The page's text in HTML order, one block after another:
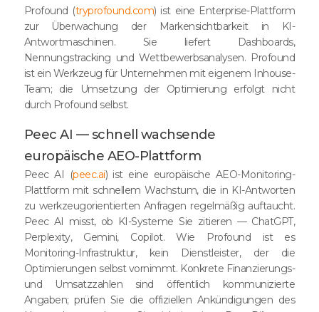
Profound (tryprofound.com) ist eine Enterprise-Plattform
zur Überwachung der Markensichtbarkeit in KI-
Antwortmaschinen. Sie liefert Dashboards,
Nennungstracking und Wettbewerbsanalysen. Profound
ist ein Werkzeug für Unternehmen mit eigenem Inhouse-
Team; die Umsetzung der Optimierung erfolgt nicht
durch Profound selbst.
Peec AI — schnell wachsende
europäische AEO-Plattform
Peec AI (peec.ai) ist eine europäische AEO-Monitoring-
Plattform mit schnellem Wachstum, die in KI-Antworten
zu werkzeugorientierten Anfragen regelmäßig auftaucht.
Peec AI misst, ob KI-Systeme Sie zitieren — ChatGPT,
Perplexity, Gemini, Copilot. Wie Profound ist es
Monitoring-Infrastruktur, kein Dienstleister, der die
Optimierungen selbst vornimmt. Konkrete Finanzierungs-
und Umsatzzahlen sind öffentlich kommunizierte
Angaben; prüfen Sie die offiziellen Ankündigungen des